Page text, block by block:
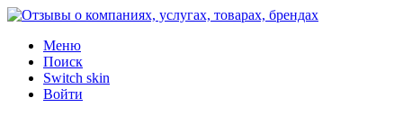
Меню
Поиск
Switch skin
Войти